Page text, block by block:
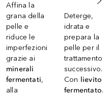
Affina la
grana della
pelle e
riduce le
imperfezioni
grazie ai
minerali
fermentati,
alla
Deterge,
idrata e
prepara la
pelle per il
trattamento
successivo.
Con lievito
fermentato.